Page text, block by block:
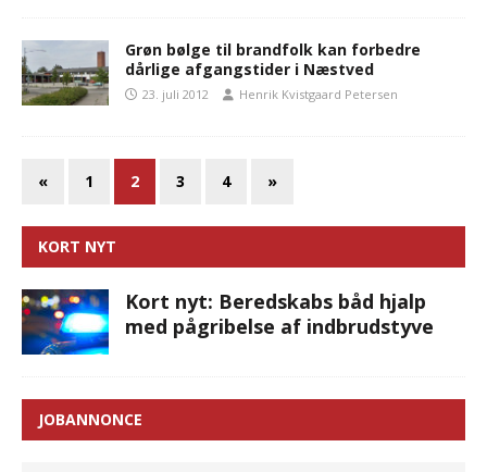
Grøn bølge til brandfolk kan forbedre
dårlige afgangstider i Næstved
23. juli 2012 Henrik Kvistgaard Petersen
« 1 2 3 4 »
KORT NYT
Kort nyt: Beredskabs båd hjalp
med pågribelse af indbrudstyve
JOBANNONCE